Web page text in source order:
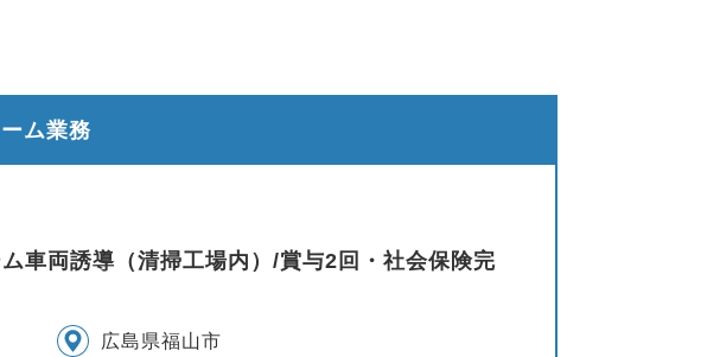
ム業務
車両誘導（清掃工場内）/賞与2回・社会保険完
広島県福山市